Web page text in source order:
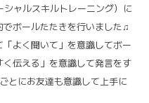
ャルスキルトレーニング）に
ボールたたきを行いました♫
よく聞いて」を意識してボー
伝える」を意識して発言をす
とにお友達も意識して上手に